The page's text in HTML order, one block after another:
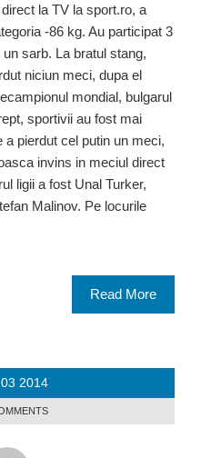
la TV la sport.ro, a
-86 kg. Au participat 3
sarb. La bratul stang,
niciun meci, dupa el
mondial, bulgarul
sportivii au fost mai
pierdut cel putin un meci,
invins in meciul direct
ligii a fost Unal Turker,
Malinov. Pe locurile
Read More
03 2014